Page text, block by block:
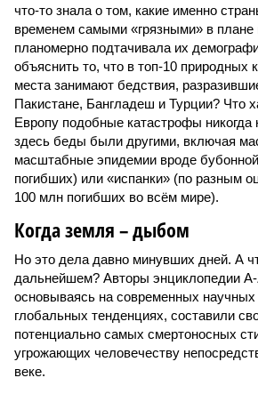
что-то знала о том, какие именно
временем самыми «грязными» в плане
планомерно подтачивала их
объяснить то, что в топ-10 природных
места занимают бедствия,
Пакистане, Бангладеш и Турции? Что
Европу подобные катастрофы никогда
здесь беды были другими, включая
масштабные эпидемии вроде
погибших) или «испанки» (по разным
100 млн погибших во всём мире).
Когда земля – дыбом
Но это дела давно минувших дней. А
дальнейшем? Авторы энциклопедии
основываясь на современных
глобальных тенденциях, составили
потенциально самых смертоносных
угрожающих человечеству
веке.